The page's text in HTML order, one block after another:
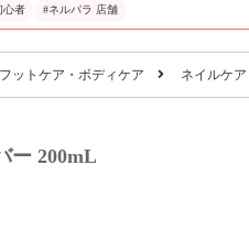
心者 #ネルパラ 店舗
ットケア・ボディケア ネイルケア
ー 200mL